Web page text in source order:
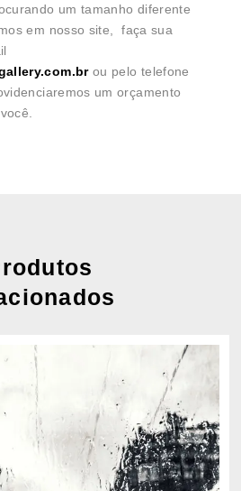
um tamanho diferente
em nosso site, faça sua
ou pelo telefone
um orçamento